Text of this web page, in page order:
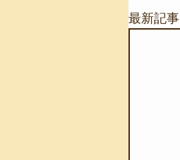
最新記事